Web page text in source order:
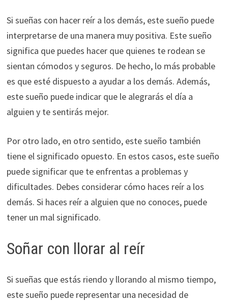
Si sueñas con hacer reír a los demás, este sueño puede
interpretarse de una manera muy positiva. Este sueño
significa que puedes hacer que quienes te rodean se
sientan cómodos y seguros. De hecho, lo más probable
es que esté dispuesto a ayudar a los demás. Además,
este sueño puede indicar que le alegrarás el día a
alguien y te sentirás mejor.
Por otro lado, en otro sentido, este sueño también
tiene el significado opuesto. En estos casos, este sueño
puede significar que te enfrentas a problemas y
dificultades. Debes considerar cómo haces reír a los
demás. Si haces reír a alguien que no conoces, puede
tener un mal significado.
Soñar con llorar al reír
Si sueñas que estás riendo y llorando al mismo tiempo,
este sueño puede representar una necesidad de